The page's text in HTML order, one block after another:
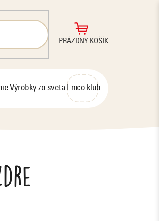
NÁKUPNÝ
PRÁZDNY KOŠÍK
Výrobky zo svetaEmco klub